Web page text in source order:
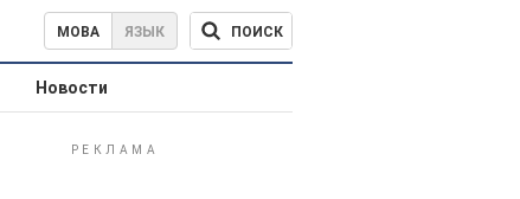
МОВА ЯЗЫК ПОИСК
Новости